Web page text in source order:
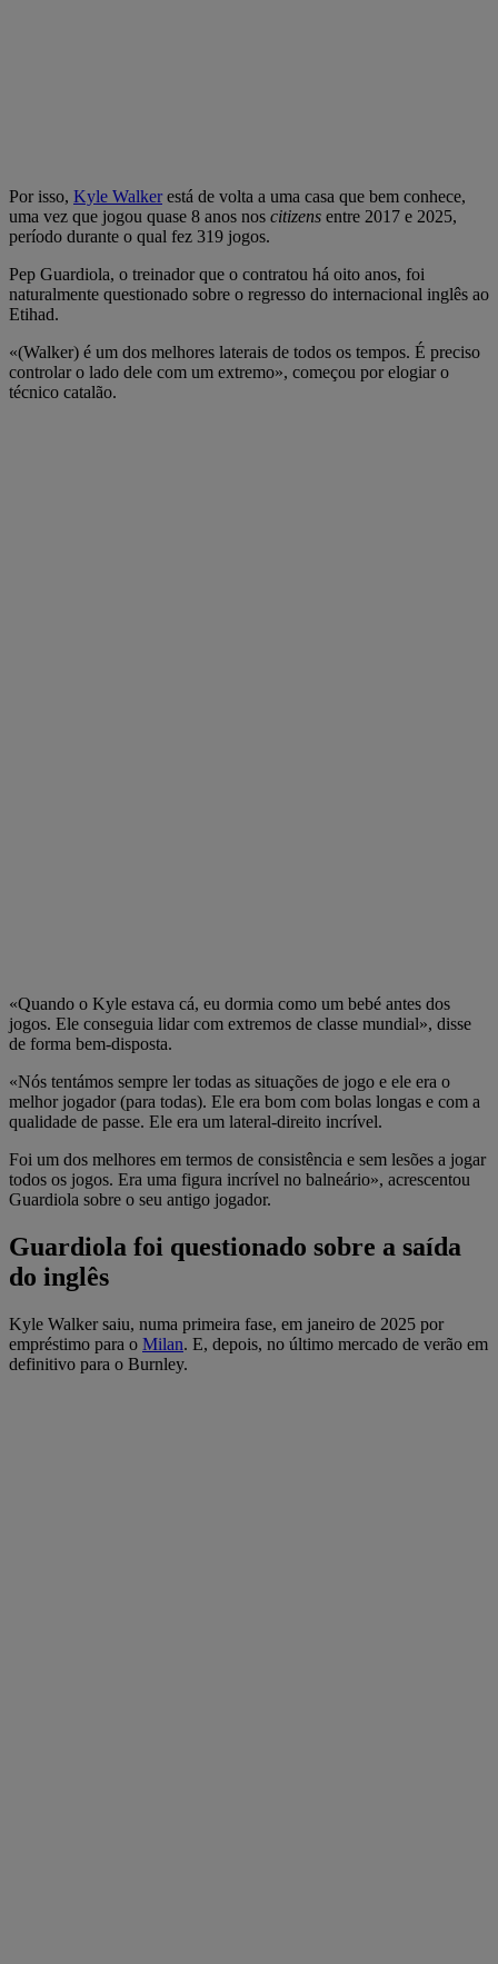
Por isso, Kyle Walkerestá de volta a uma casa que bem conhece,
uma vez que jogou quase 8 anos nos citizens entre 2017 e 2025,
período durante o qual fez 319 jogos.
Pep Guardiola, o treinador que o contratou há oito anos, foi
naturalmente questionado sobre o regresso do internacional inglês ao
Etihad.
«(Walker) é um dos melhores laterais de todos os tempos. É preciso
controlar o lado dele com um extremo», começou por elogiar o
técnico catalão.
«Quando o Kyle estava cá, eu dormia como um bebé antes dos
jogos. Ele conseguia lidar com extremos de classe mundial», disse
de forma bem-disposta.
«Nós tentámos sempre ler todas as situações de jogo e ele era o
melhor jogador (para todas). Ele era bom com bolas longas e com a
qualidade de passe. Ele era um lateral-direito incrível.
Foi um dos melhores em termos de consistência e sem lesões a jogar
todos os jogos. Era uma figura incrível no balneário», acrescentou
Guardiola sobre o seu antigo jogador.
Guardiola foi questionado sobre a saída
do inglês
Kyle Walker saiu, numa primeira fase, em janeiro de 2025 por
empréstimo para o Milan. E, depois, no último mercado de verão em
definitivo para o Burnley.